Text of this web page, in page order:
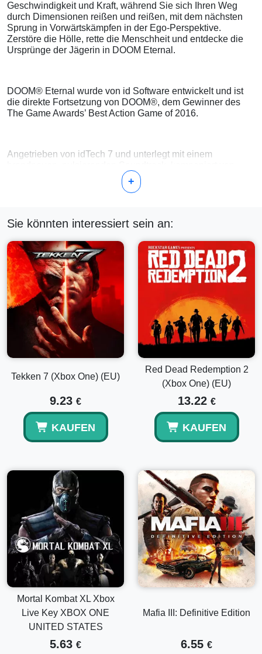
Geschwindigkeit und Kraft, während Sie sich Ihren Weg
durch Dimensionen reißen und reißen, mit dem nächsten
Sprung in Vorwärtskämpfen in der Ego-Perspektive.
Zerstöre die Hölle, rette die Menschheit und entdecke die
Ursprünge der Jägerin in DOOM Eternal.
DOOM® Eternal wurde von id Software entwickelt und ist
die direkte Fortsetzung von DOOM®, dem Gewinner des
The Game Awards’ Best Action Game of 2016.
Angetrieben von idTech 7 und unterlegt mit einem
Mick Gordon, gibt Ihnen DOOM Eternal die Kontrolle über
den unaufhaltsamen DOOM Slayer, während Sie neue und
+
Sie könnten interessiert sein an:
Tekken 7 (Xbox One) (EU)
9.23 €
KAUFEN
Red Dead Redemption 2
(Xbox One) (EU)
13.22 €
KAUFEN
Mortal Kombat XL Xbox
Live Key XBOX ONE
UNITED STATES
5.63 €
Mafia III: Definitive Edition
6.55 €